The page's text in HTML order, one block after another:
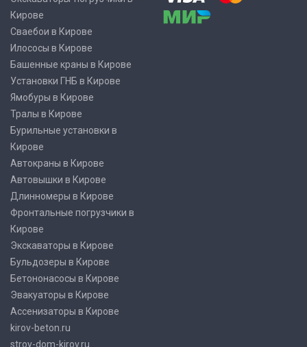
Кирове
Сваебои в Кирове
Илососы в Кирове
Башенные краны в Кирове
Установки ГНБ в Кирове
Ямобуры в Кирове
Тралы в Кирове
Бурильные установки в
Кирове
Автокраны в Кирове
Автовышки в Кирове
Длинномеры в Кирове
Фронтальные погрузчики в
Кирове
Экскаваторы в Кирове
Бульдозеры в Кирове
Бетононасосы в Кирове
Эвакуаторы в Кирове
Ассенизаторы в Кирове
kirov-beton.ru
stroy-dom-kirov.ru